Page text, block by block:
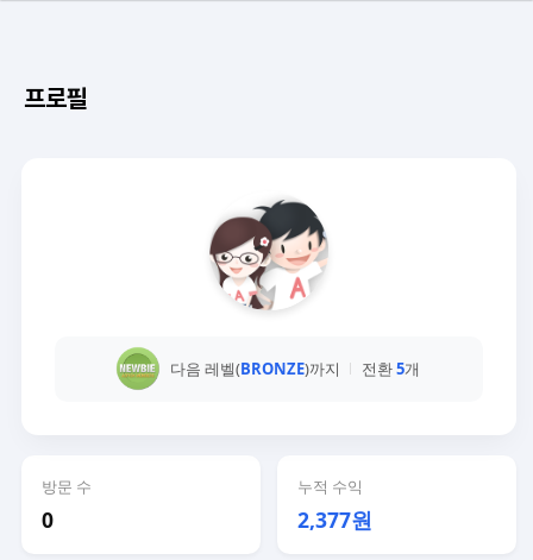
프로필
다음 레벨(BRONZE)까지 전환5개
방문 수
0
누적 수익
2,377원